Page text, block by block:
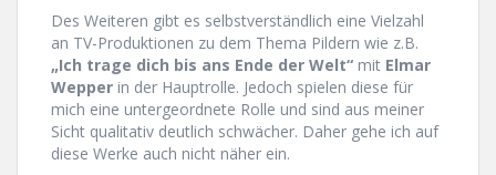
Des Weiteren gibt es selbstverständlich eine Vielzahl
an TV-Produktionen zu dem Thema Pildern wie z.B.
„Ich trage dich bis ans Ende der Welt“ mit Elmar
Wepper in der Hauptrolle. Jedoch spielen diese für
mich eine untergeordnete Rolle und sind aus meiner
Sicht qualitativ deutlich schwächer. Daher gehe ich auf
diese Werke auch nicht näher ein.